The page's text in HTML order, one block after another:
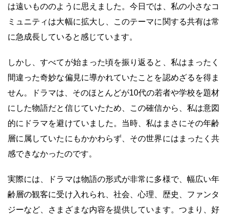
は遠いもののように思えました。今日では、私の小さなコ
ミュニティは大幅に拡大し、このテーマに関する共有は常
に急成長していると感じています。
しかし、すべてが始まった頃を振り返ると、私はまったく
間違った奇妙な偏見に導かれていたことを認めざるを得ま
せん。ドラマは、そのほとんどが10代の若者や学校を題材
にした物語だと信じていたため、この確信から、私は意図
的にドラマを避けていました。当時、私はまさにその年齢
層に属していたにもかかわらず、その世界にはまったく共
感できなかったのです。
実際には、ドラマは物語の形式が非常に多様で、幅広い年
齢層の観客に受け入れられ、社会、心理、歴史、ファンタ
ジーなど、さまざまな内容を提供しています。つまり、好